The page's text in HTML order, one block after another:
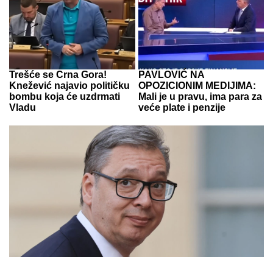
Trešće se Crna Gora!
Knežević najavio političku
bombu koja će uzdrmati
Vladu
PAVLOVIĆ NA
OPOZICIONIM MEDIJIMA:
Mali je u pravu, ima para za
veće plate i penzije